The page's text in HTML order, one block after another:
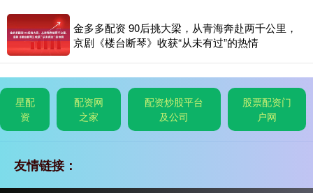
金多多配资 90后挑大梁，从青海奔赴两千公里，
京剧《楼台断琴》收获“从未有过”的热情
星配
资
配资网
之家
配资炒股平台
及公司
股票配资门
户网
友情链接：